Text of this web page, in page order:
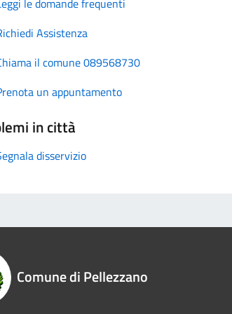
le domande frequenti
Assistenza
il comune 089568730
un appuntamento
in città
disservizio
Comune di Pellezzano